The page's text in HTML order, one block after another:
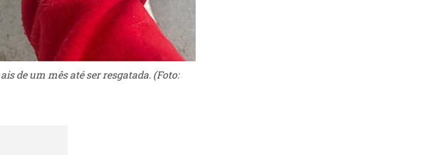
de um mês até ser resgatada. (Foto: